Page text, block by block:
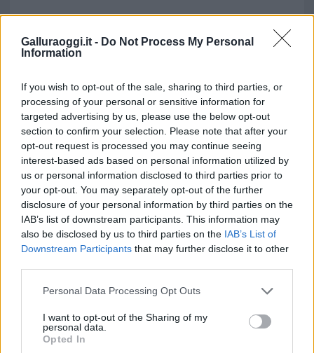
Galluraoggi.it - Do Not Process My Personal
Information
If you wish to opt-out of the sale, sharing to third parties, or
processing of your personal or sensitive information for
targeted advertising by us, please use the below opt-out
section to confirm your selection. Please note that after your
opt-out request is processed you may continue seeing
interest-based ads based on personal information utilized by
us or personal information disclosed to third parties prior to
your opt-out. You may separately opt-out of the further
disclosure of your personal information by third parties on the
IAB’s list of downstream participants. This information may
also be disclosed by us to third parties on the IAB’s List of
Downstream Participants that may further disclose it to other
Please note that this website/app uses one or more Google
not limited to your visit or usage behaviour. You may click to
grant or deny consent to Google and its third-party tags to
use your data for below specified purposes in below Google
Personal Data Processing Opt Outs
I want to opt-out of the Sharing of my
personal data.
Opted In